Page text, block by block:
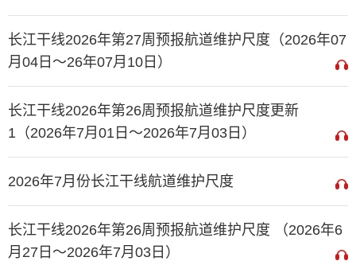
长江干线2026年第27周预报航道维护尺度（2026年07
月04日～26年07月10日）
长江干线2026年第26周预报航道维护尺度更新
1（2026年7月01日～2026年7月03日）
2026年7月份长江干线航道维护尺度
长江干线2026年第26周预报航道维护尺度 （2026年6
月27日～2026年7月03日）